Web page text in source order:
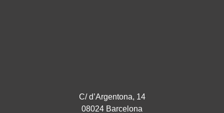
C/ d’Argentona, 14
08024 Barcelona